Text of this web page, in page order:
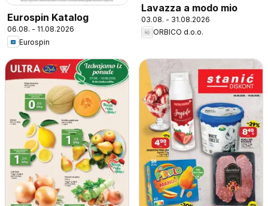
Eurospin Katalog
06.08. - 11.08.2026
Eurospin
Lavazza a modo mio
03.08. - 31.08.2026
ORBICO d.o.o.